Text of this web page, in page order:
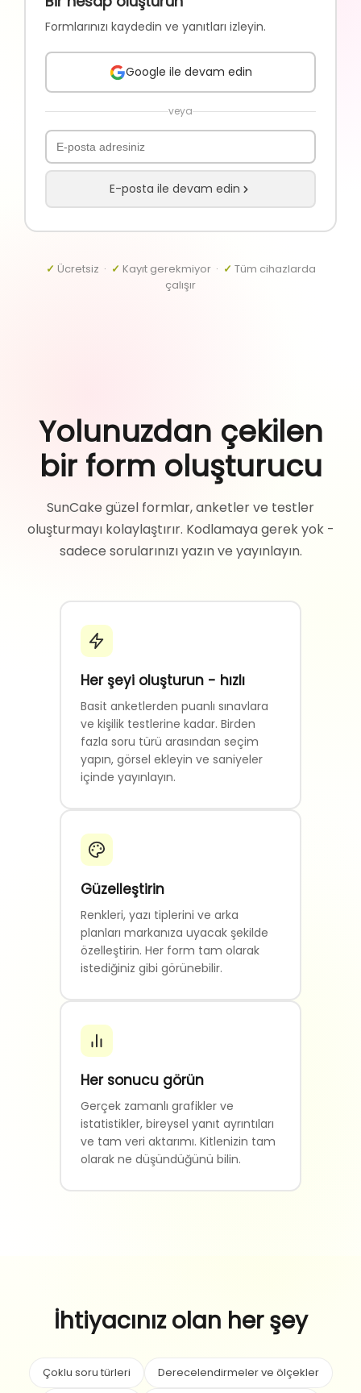
Formlarınızı kaydedin ve yanıtları izleyin.
Google ile devam edin
veya
E-posta ile devam edin
✓ Ücretsiz · ✓ Kayıt gerekmiyor · ✓ Tüm cihazlarda
çalışır
Yolunuzdan çekilen
bir form oluşturucu
SunCake güzel formlar, anketler ve testler
oluşturmayı kolaylaştırır. Kodlamaya gerek yok -
sadece sorularınızı yazın ve yayınlayın.
Her şeyi oluşturun - hızlı
Basit anketlerden puanlı sınavlara
ve kişilik testlerine kadar. Birden
fazla soru türü arasından seçim
yapın, görsel ekleyin ve saniyeler
içinde yayınlayın.
Güzelleştirin
Renkleri, yazı tiplerini ve arka
planları markanıza uyacak şekilde
özelleştirin. Her form tam olarak
istediğiniz gibi görünebilir.
Her sonucu görün
Gerçek zamanlı grafikler ve
istatistikler, bireysel yanıt ayrıntıları
ve tam veri aktarımı. Kitlenizin tam
olarak ne düşündüğünü bilin.
İhtiyacınız olan her şey
Çoklu soru türleri Derecelendirmeler ve ölçekler